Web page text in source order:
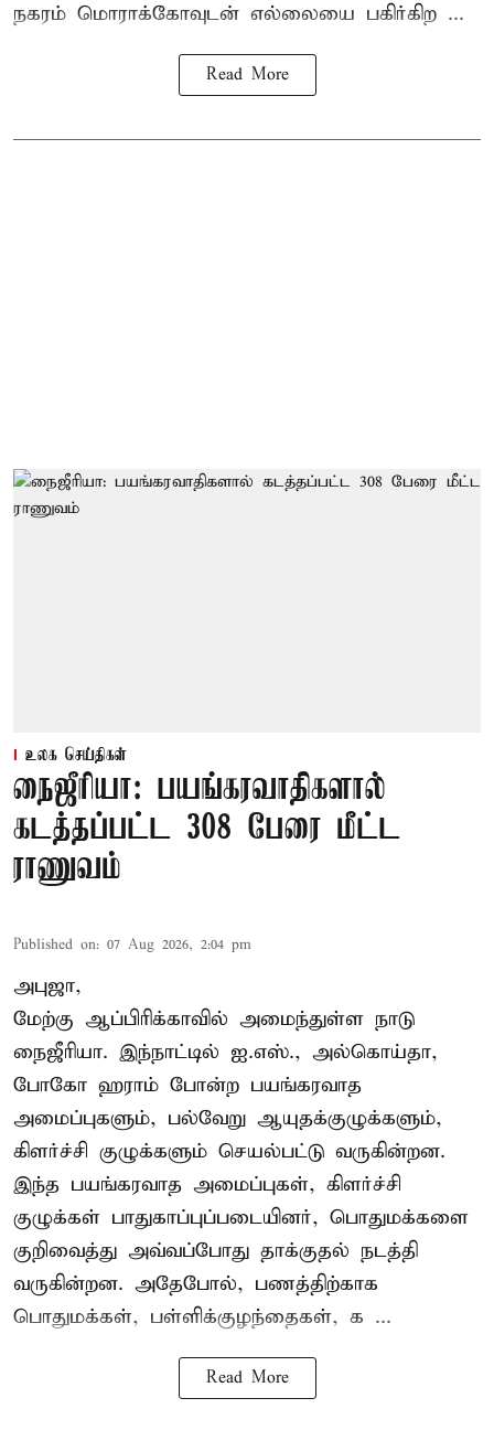
நகரம் மொராக்கோவுடன் எல்லையை பகிர்கிற ...
Read More
உலக செய்திகள்
நைஜீரியா: பயங்கரவாதிகளால்
கடத்தப்பட்ட 308 பேரை மீட்ட
ராணுவம்
Published on: 07 Aug 2026, 2:04 pm
அபுஜா,
மேற்கு ஆப்பிரிக்காவில் அமைந்துள்ள நாடு
நைஜீரியா. இந்நாட்டில் ஐ.எஸ்., அல்கொய்தா,
போகோ ஹராம் போன்ற பயங்கரவாத
அமைப்புகளும், பல்வேறு ஆயுதக்குழுக்களும்,
கிளர்ச்சி குழுக்களும் செயல்பட்டு வருகின்றன.
இந்த பயங்கரவாத அமைப்புகள், கிளர்ச்சி
குழுக்கள் பாதுகாப்புப்படையினர், பொதுமக்களை
குறிவைத்து அவ்வப்போது தாக்குதல் நடத்தி
வருகின்றன. அதேபோல், பணத்திற்காக
பொதுமக்கள், பள்ளிக்குழந்தைகள், க ...
Read More